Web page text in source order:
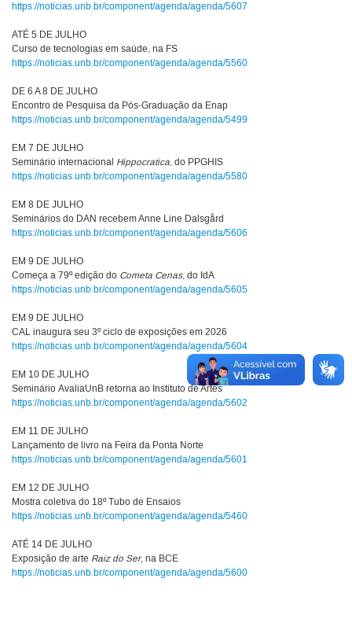
https://noticias.unb.br/component/agenda/agenda/5607
ATÉ 5 DE JULHO
Curso de tecnologias em saúde, na FS
https://noticias.unb.br/component/agenda/agenda/5560
DE 6 A 8 DE JULHO
Encontro de Pesquisa da Pós-Graduação da Enap
https://noticias.unb.br/component/agenda/agenda/5499
EM 7 DE JULHO
Seminário internacional Hippocratica, do PPGHIS
https://noticias.unb.br/component/agenda/agenda/5580
EM 8 DE JULHO
Seminários do DAN recebem Anne Line Dalsgård
https://noticias.unb.br/component/agenda/agenda/5606
EM 9 DE JULHO
Começa a 79º edição do Cometa Cenas, do IdA
https://noticias.unb.br/component/agenda/agenda/5605
EM 9 DE JULHO
CAL inaugura seu 3º ciclo de exposições em 2026
https://noticias.unb.br/component/agenda/agenda/5604
EM 10 DE JULHO
Seminário AvaliaUnB retorna ao Instituto de Artes
https://noticias.unb.br/component/agenda/agenda/5602
EM 11 DE JULHO
Lançamento de livro na Feira da Ponta Norte
https://noticias.unb.br/component/agenda/agenda/5601
EM 12 DE JULHO
Mostra coletiva do 18º Tubo de Ensaios
https://noticias.unb.br/component/agenda/agenda/5460
ATÉ 14 DE JULHO
Exposição de arte Raiz do Ser, na BCE
https://noticias.unb.br/component/agenda/agenda/5600